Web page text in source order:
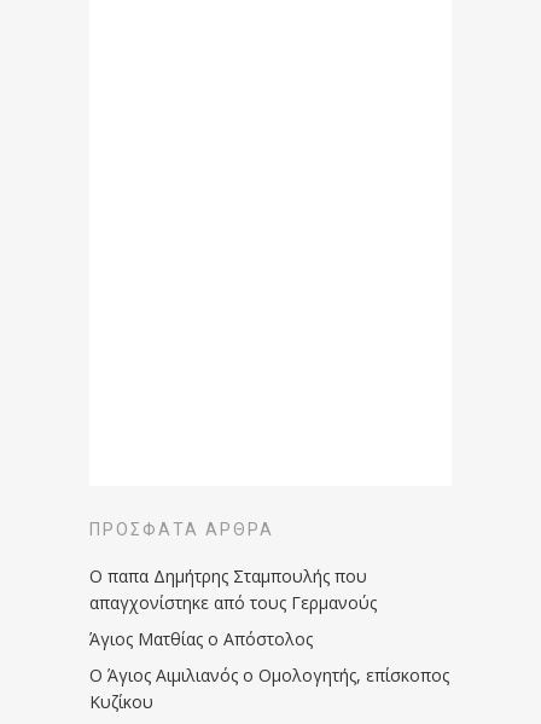
ΠΡΌΣΦΑΤΑ ΆΡΘΡΑ
Ο παπα Δημήτρης Σταμπουλής που
απαγχονίστηκε από τους Γερμανούς
Άγιος Ματθίας ο Απόστολος
Ο Άγιος Αιμιλιανός ο Ομολογητής, επίσκοπος
Κυζίκου